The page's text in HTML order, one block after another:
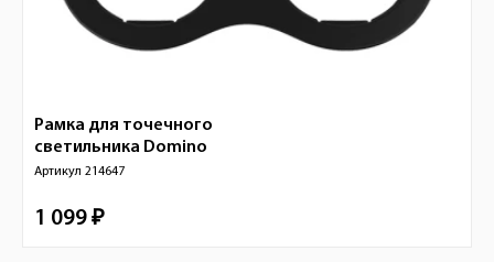
Рамка для точечного
светильника Domino
Артикул 214647
1 099 ₽